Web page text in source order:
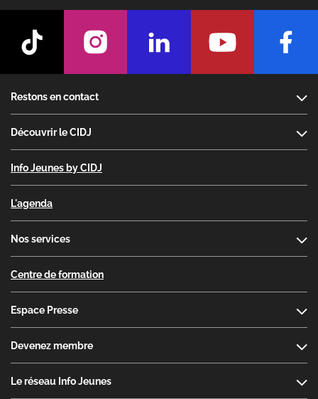
Restons en contact
Découvrir le CIDJ
Info Jeunes by CIDJ
L'agenda
Nos services
Centre de formation
Espace Presse
Devenez membre
Le réseau Info Jeunes